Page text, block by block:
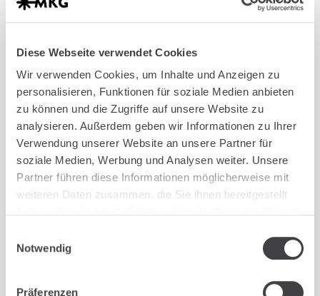
Diese Webseite verwendet Cookies
Wir verwenden Cookies, um Inhalte und Anzeigen zu
personalisieren, Funktionen für soziale Medien anbieten
zu können und die Zugriffe auf unsere Website zu
analysieren. Außerdem geben wir Informationen zu Ihrer
Verwendung unserer Website an unsere Partner für
soziale Medien, Werbung und Analysen weiter. Unsere
Partner führen diese Informationen möglicherweise mit
weiteren Daten zusammen, die Sie ihnen bereitgestellt
Notwendig
Präferenzen
Seite. Beide sind Zahnärzte, Oralchirurgen und
Gesichtschirurgie. PD Dr. Dr. Zirk hat zudem eine
Zusatzweiterbildung in Plastische und
Ästhetische Operationen absolviert. Weitere
Informationen zu unseren ästhetischen
Eingriffen finden Sie auf
bunzbeauty.de
Vertrauen Sie auf unsere Expertise, moderne
Technik und individuelle Betreuung für gesunde
Zähne und ein schönes Lächeln.
Schonende Technik für eine schnelle